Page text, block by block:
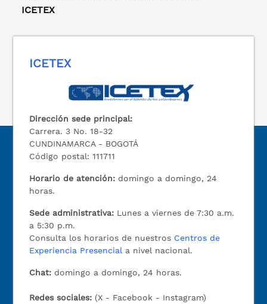
ICETEX
ICETEX
Dirección sede principal:
Carrera. 3 No. 18-32
CUNDINAMARCA - BOGOTÁ
Código postal: 111711
Horario de atención: domingo a domingo, 24
horas.
Sede administrativa: Lunes a viernes de 7:30 a.m.
a 5:30 p.m.
Consulta los horarios de nuestros Centros de
Experiencia Presencial a nivel nacional.
Chat: domingo a domingo, 24 horas.
Redes sociales: (X - Facebook - Instagram)